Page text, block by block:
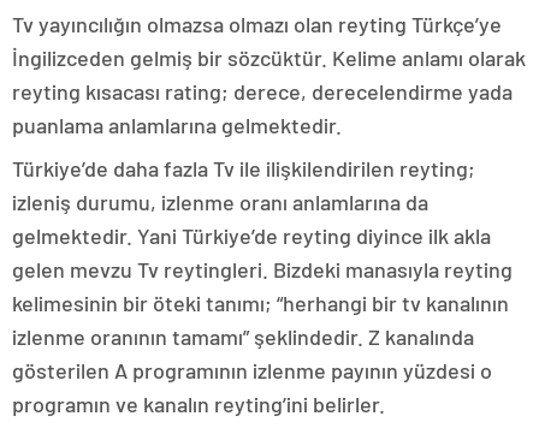
Tv yayıncılığın olmazsa olmazı olan reyting Türkçe’ye
İngilizceden gelmiş bir sözcüktür. Kelime anlamı olarak
reyting kısacası rating; derece, derecelendirme yada
puanlama anlamlarına gelmektedir.
Türkiye’de daha fazla Tv ile ilişkilendirilen reyting;
izleniş durumu, izlenme oranı anlamlarına da
gelmektedir. Yani Türkiye’de reyting diyince ilk akla
gelen mevzu Tv reytingleri. Bizdeki manasıyla reyting
kelimesinin bir öteki tanımı; “herhangi bir tv kanalının
izlenme oranının tamamı” şeklindedir. Z kanalında
gösterilen A programının izlenme payının yüzdesi o
programın ve kanalın reyting’ini belirler.